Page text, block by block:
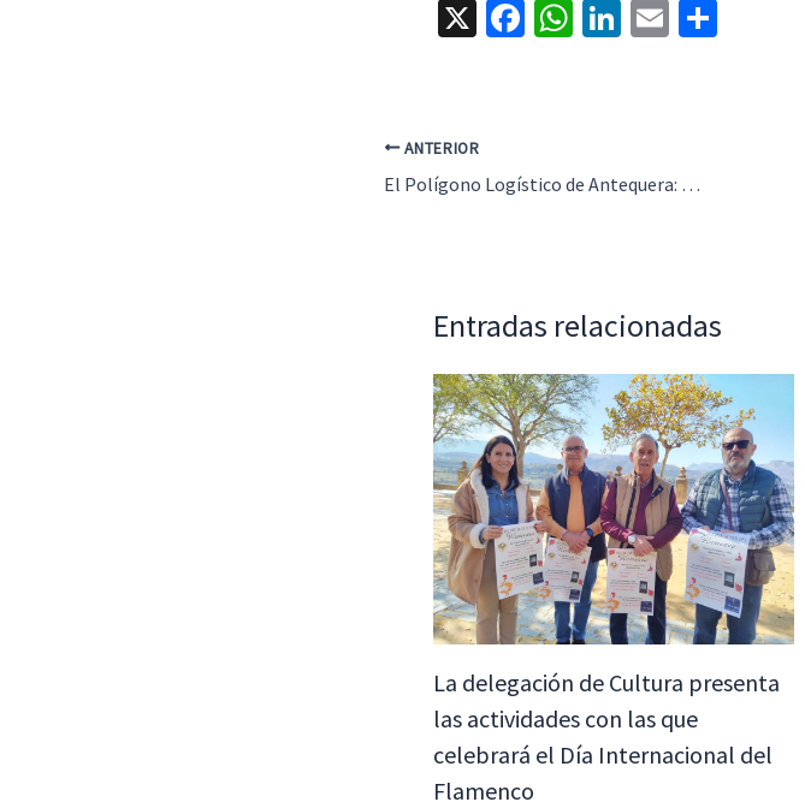
X Fa
o
W
p
Li
n
E C
ANTERIOR
El Polígono Logístico de Antequera: 1,6 millones de metros cuadrados para liderar el sur de Europa
Entradas relacionadas
La delegación de Cultura presenta
las actividades con las que
celebrará el Día Internacional del
Flamenco